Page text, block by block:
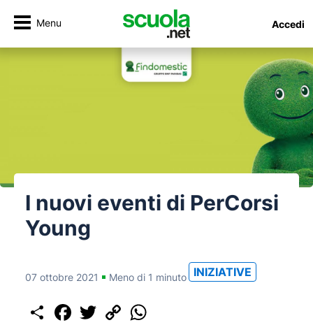
Menu Accedi
I nuovi eventi di PerCorsi
Young
07 ottobre 2021 Meno di 1 minuto INIZIATIVE
Share Facebook
Twitter Copy
Link